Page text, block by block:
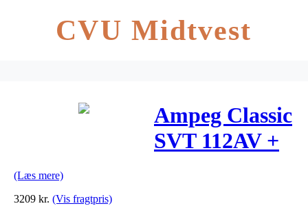
CVU Midtvest
Ampeg Classic
SVT 112AV +
(Læs mere)
3209 kr. (Vis fragtpris)